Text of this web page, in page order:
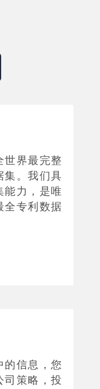
世界最完整
集。我们具
能力，是唯
全专利数据
的信息，您
司策略，投